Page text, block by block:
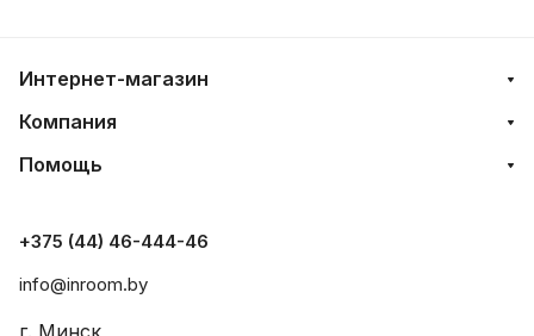
Интернет-магазин
Компания
Помощь
+375 (44) 46-444-46
info@inroom.by
г. Минск